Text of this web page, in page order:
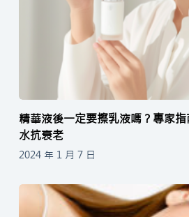
精華液後一定要擦乳液嗎？專家
水抗衰老
2024 年 1 月 7 日